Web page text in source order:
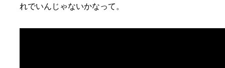
れでいんじゃないかなって。